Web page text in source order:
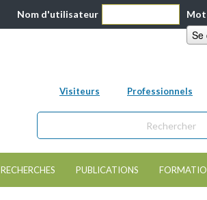
Nom d'utilisateur Mot
Visiteurs Professionnels
Formulaire de recherche
Chercher dans ce site
RECHERCHES PUBLICATIONS